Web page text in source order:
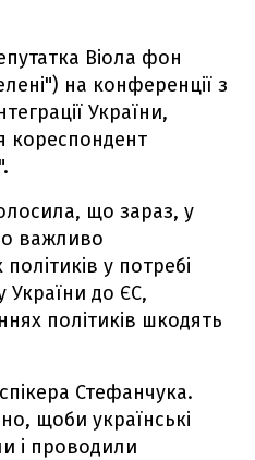
Віола фон
на конференції з
України,
кореспондент
що зараз, у
важливо
у потребі
до ЄС,
політиків шкодять
Стефанчука.
щоби українські
і проводили